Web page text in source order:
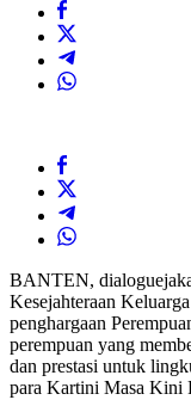
BANTEN,
Kesejahteraan
penghargaan
perempuan yang
dan prestasi untuk
para Kartini Masa Kini